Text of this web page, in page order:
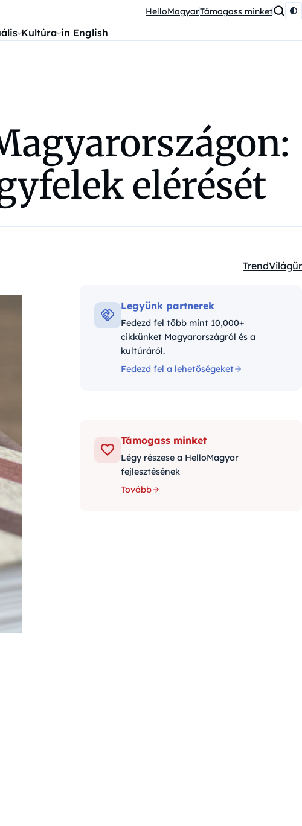
HelloMagyarTámogass minket
Kultúra in English
elérését
Kategóriák:
TrendVilágűr
Legyünk partnerek
Fedezd fel több mint 10,000+
cikkünket Magyarországról és a
kultúráról.
Fedezd fel a lehetőségeket
Támogass minket
Légy részese a HelloMagyar
fejlesztésének
Tovább